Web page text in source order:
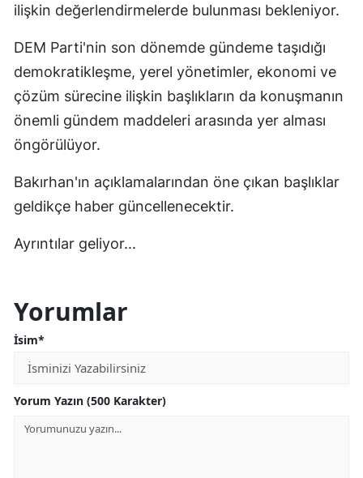
ilişkin değerlendirmelerde bulunması bekleniyor.
DEM Parti'nin son dönemde gündeme taşıdığı
demokratikleşme, yerel yönetimler, ekonomi ve
çözüm sürecine ilişkin başlıkların da konuşmanın
önemli gündem maddeleri arasında yer alması
öngörülüyor.
Bakırhan'ın açıklamalarından öne çıkan başlıklar
geldikçe haber güncellenecektir.
Ayrıntılar geliyor...
Yorumlar
İsim*
Yorum Yazın (500 Karakter)